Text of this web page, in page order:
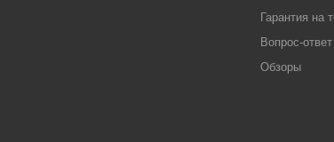
Гарантия на
Вопрос-ответ
Обзоры